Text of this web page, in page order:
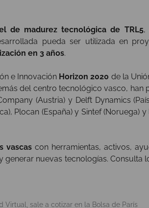
de madurez tecnológica de TRL5,
pueda ser utilizada en
en 3 años.
e Innovación Horizon 2020 de la
del centro tecnológico vasco, han
(Austria) y Delft Dynamics
Plocan (España) y Sintef (Noruega)
vascascon herramientas, activos,
generar nuevas tecnologías. Consulta
Virtual, sale a cotizar en la Bolsa de París